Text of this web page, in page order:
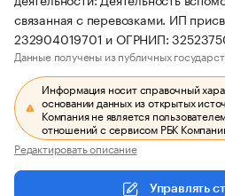
связанная с перевозками. ИП
232904019701 и ОГРНИП:
Данные получены из публичных
Информация носит справочный
основании данных из открытых
Компания не является
отношений с сервисом РБК
Редактировать описание
Управлять